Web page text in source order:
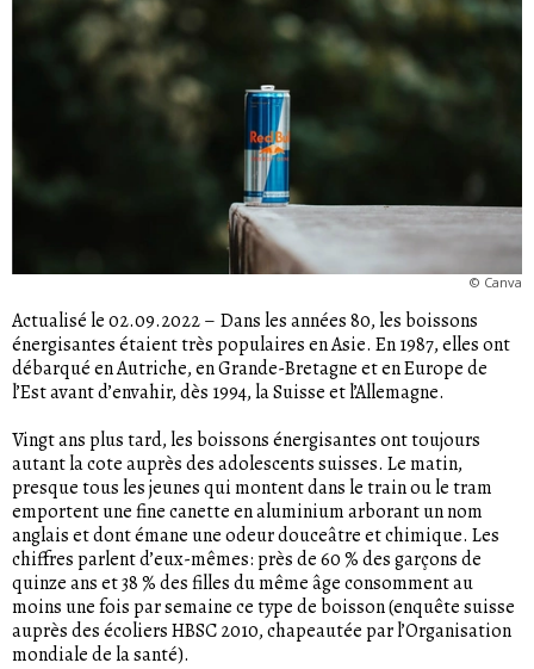
© Canva
Actualisé le 02.09.2022– Dans les années 80, les boissons
énergisantes étaient très populaires en Asie. En 1987, elles ont
débarqué en Autriche, en Grande-Bretagne et en Europe de
l’Est avant d’envahir, dès 1994, la Suisse et l’Allemagne.
Vingt ans plus tard, les boissons énergisantes ont toujours
autant la cote auprès des adolescents suisses. Le matin,
presque tous les jeunes qui montent dans le train ou le tram
emportent une fine canette en aluminium arborant un nom
anglais et dont émane une odeur douceâtre et chimique. Les
chiffres parlent d’eux-mêmes: près de 60 % des garçons de
quinze ans et 38 % des filles du même âge consomment au
moins une fois par semaine ce type de boisson (enquête suisse
auprès des écoliers HBSC 2010, chapeautée par l’Organisation
mondiale de la santé).